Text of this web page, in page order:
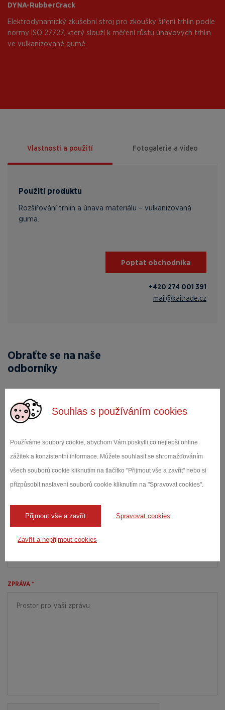
Souhlas s používáním cookies
Používáme soubory cookie, abychom Vám poskytli co nejlepší online
zážitek a konzistentní informace. Můžete souhlasit se shromažďováním
všech souborů cookie kliknutím na tlačítko "Přijmout vše a zavřít" nebo si
přizpůsobit nastavení souborů cookie kliknutím na "Spravovat cookies".
Přijmout vše a zavřít Spravovat cookies
Zavřít a nepřijmout cookies
DYNA-RubberCrack
Elektrodynamický zkušební stroj pro zkoušky šíření trhlin podle
normy ISO 27727, který slouží k měření růstu únavových trhlin
ve vulkanizované gumě.
Vlastnosti a použití Fotogalerie a video
Použití produktu
Rozšiřování trhlin a únava materiálu – vulkanizovaná
guma.
Poptat obchodníka
+420 274 001 391
mail@kaitrade.cz
Obraťte se na naše
odborníky
Poptávkový
formulář
TELEFONNÍ ČÍSLO *
ZPRÁVA *